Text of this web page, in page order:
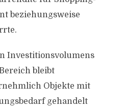
beziehungsweise
Investitionsvolumens
bleibt
Objekte mit
gehandelt